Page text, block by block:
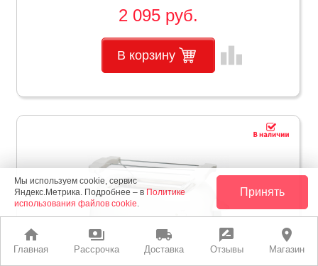
home
Главная
payments
Рассрочка
local_shipping
Доставка
rate_review
Отзывы
place
Магазин
2 095 руб.
В корзину leaderboard
Мы используем cookie, сервис
Яндекс.Метрика. Подробнее – в Политике
использования файлов cookie.
Принять